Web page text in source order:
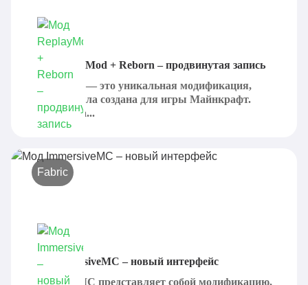
Мод ReplayMod + Reborn – продвинутая запись
ReplayMod — это уникальная модификация,
которая была создана для игры Майнкрафт.
Именно она...
Fabric
Мод ImmersiveMC – новый интерфейс
ImmersiveMC представляет собой модификацию,